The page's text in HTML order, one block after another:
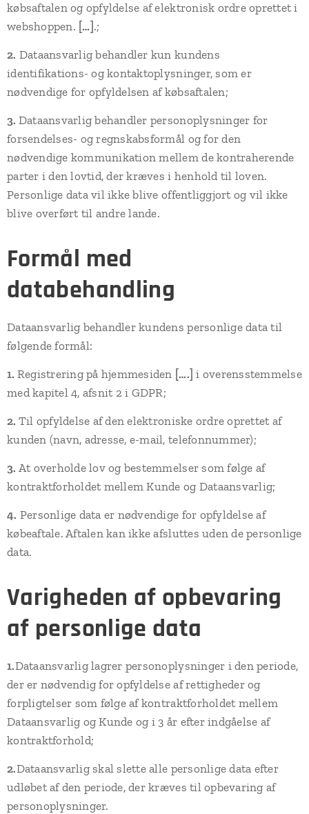
købsaftalen og opfyldelse af elektronisk ordre oprettet i
webshoppen. […] .;
2. Dataansvarlig behandler kun kundens
identifikations- og kontaktoplysninger, som er
nødvendige for opfyldelsen af købsaftalen;
3. Dataansvarlig behandler personoplysninger for
forsendelses- og regnskabsformål og for den
nødvendige kommunikation mellem de kontraherende
parter i den lovtid, der kræves i henhold til loven.
Personlige data vil ikke blive offentliggjort og vil ikke
blive overført til andre lande.
Formål med
databehandling
Dataansvarlig behandler kundens personlige data til
følgende formål:
1. Registrering på hjemmesiden [….] i overensstemmelse
med kapitel 4, afsnit 2 i GDPR;
2. Til opfyldelse af den elektroniske ordre oprettet af
kunden (navn, adresse, e-mail, telefonnummer);
3. At overholde lov og bestemmelser som følge af
kontraktforholdet mellem Kunde og Dataansvarlig;
4. Personlige data er nødvendige for opfyldelse af
købeaftale. Aftalen kan ikke afsluttes uden de personlige
data.
Varigheden af opbevaring
af personlige data
1.Dataansvarlig lagrer personoplysninger i den periode,
der er nødvendig for opfyldelse af rettigheder og
forpligtelser som følge af kontraktforholdet mellem
Dataansvarlig og Kunde og i 3 år efter indgåelse af
kontraktforhold;
2.Dataansvarlig skal slette alle personlige data efter
udløbet af den periode, der kræves til opbevaring af
personoplysninger.